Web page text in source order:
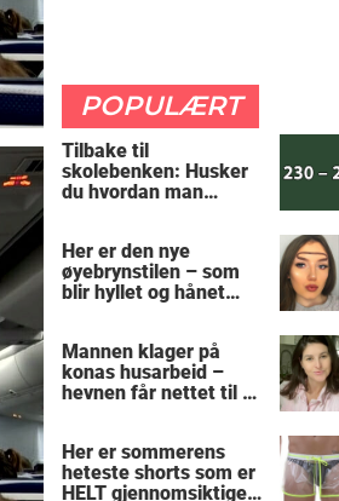
POPULÆRT
Tilbake til
skolebenken: Husker
du hvordan man
Her er den nye
øyebrynstilen – som
blir hyllet og hånet
Mannen klager på
konas husarbeid –
hevnen får nettet til å
Her er sommerens
heteste shorts som er
HELT gjennomsiktige